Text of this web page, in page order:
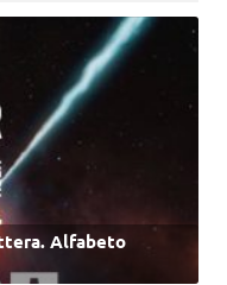
Alfabeto